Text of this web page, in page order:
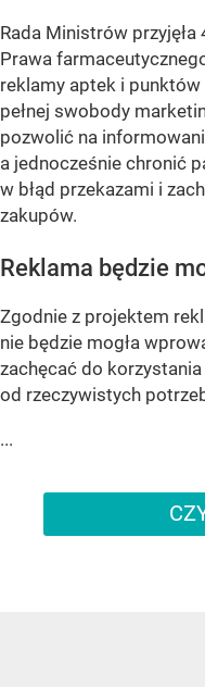
Rada Ministrów
Prawa
reklamy aptek i
pełnej swobody
pozwolić na
a jednocześnie chronić
w błąd przekazami i
zakupów.
Reklama będzie
Zgodnie z projektem
nie będzie mogła
zachęcać do
od rzeczywistych
...